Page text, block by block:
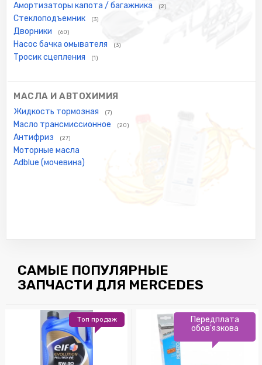
Амортизаторы капота / багажника (2)
Стеклоподъемник (3)
Дворники (60)
Насос бачка омывателя (3)
Тросик сцепления (1)
МАСЛА И АВТОХИМИЯ
Жидкость тормозная (7)
Масло трансмиссионное (20)
Антифриз (27)
Моторные масла
Adblue (мочевина)
САМЫЕ ПОПУЛЯРНЫЕ
ЗАПЧАСТИ ДЛЯ MERCEDES
Топ продаж
Передплата
обов'язкова